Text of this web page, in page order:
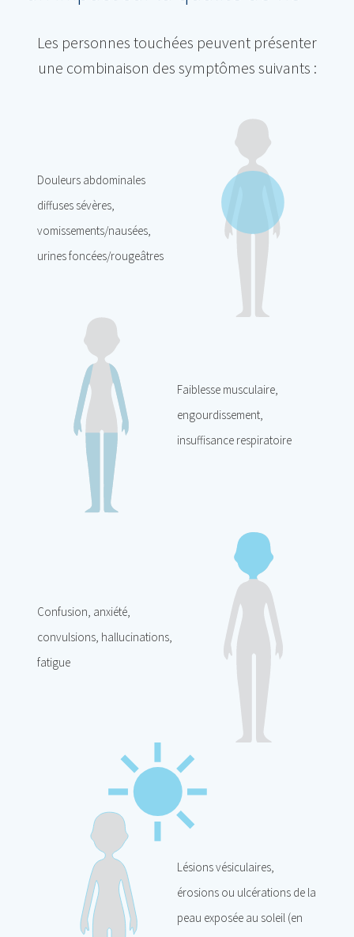
Les personnes touchées peuvent présenter
une combinaison des symptômes suivants :
Douleurs abdominales
diffuses sévères,
vomissements/nausées,
urines foncées/rougeâtres
Faiblesse musculaire,
engourdissement,
insuffisance respiratoire
Confusion, anxiété,
convulsions, hallucinations,
fatigue
Lésions vésiculaires,
érosions ou ulcérations de la
peau exposée au soleil (en